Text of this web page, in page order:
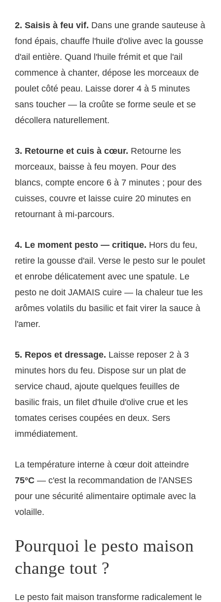
2. Saisis à feu vif. Dans une grande sauteuse à
fond épais, chauffe l'huile d'olive avec la gousse
d'ail entière. Quand l'huile frémit et que l'ail
commence à chanter, dépose les morceaux de
poulet côté peau. Laisse dorer 4 à 5 minutes
sans toucher — la croûte se forme seule et se
décollera naturellement.
3. Retourne et cuis à cœur. Retourne les
morceaux, baisse à feu moyen. Pour des
blancs, compte encore 6 à 7 minutes ; pour des
cuisses, couvre et laisse cuire 20 minutes en
retournant à mi-parcours.
4. Le moment pesto — critique. Hors du feu,
retire la gousse d'ail. Verse le pesto sur le poulet
et enrobe délicatement avec une spatule. Le
pesto ne doit JAMAIS cuire — la chaleur tue les
arômes volatils du basilic et fait virer la sauce à
l'amer.
5. Repos et dressage. Laisse reposer 2 à 3
minutes hors du feu. Dispose sur un plat de
service chaud, ajoute quelques feuilles de
basilic frais, un filet d'huile d'olive crue et les
tomates cerises coupées en deux. Sers
immédiatement.
La température interne à cœur doit atteindre
75°C — c'est la recommandation de l'ANSES
pour une sécurité alimentaire optimale avec la
volaille.
Pourquoi le pesto maison
change tout ?
Le pesto fait maison transforme radicalement le